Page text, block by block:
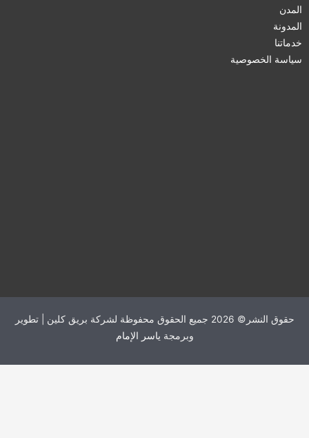
المدن
المدونة
خدماتنا
سياسة الخصوصية
حقوق النشر© 2026 جميع الحقوق محفوظة لشركة بريق كلين | تطوير
وبرمجة ياسر الإمام